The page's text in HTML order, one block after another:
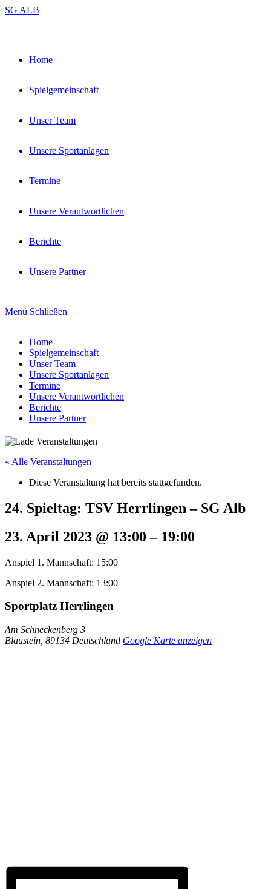
Zum
SG ALB
Home
Spielgemeinschaft
Unser Team
Unsere Sportanlagen
Termine
Unsere Verantwortlichen
Berichte
Unsere Partner
Menü Schließen
Home
Spielgemeinschaft
Unser Team
Unsere Sportanlagen
Termine
Unsere Verantwortlichen
Berichte
Unsere Partner
« Alle Veranstaltungen
Diese Veranstaltung hat bereits stattgefunden.
24. Spieltag: TSV Herrlingen – SG Alb
23. April 2023 @ 13:00– 19:00
Anspiel 1. Mannschaft: 15:00
Anspiel 2. Mannschaft: 13:00
Sportplatz Herrlingen
Am Schneckenberg 3
Blaustein 89134 Deutschland Google Karte anzeigen